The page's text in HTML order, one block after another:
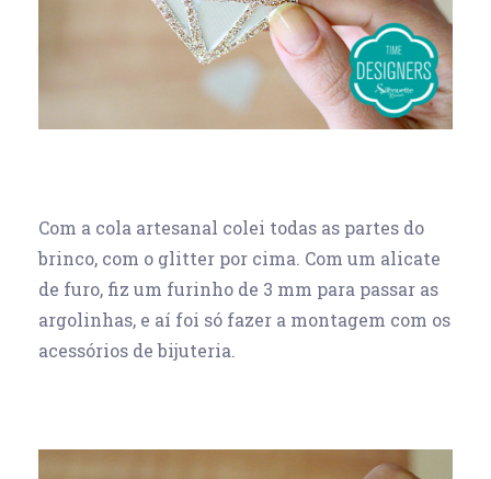
Com a cola artesanal colei todas as partes do
brinco, com o glitter por cima. Com um alicate
de furo, fiz um furinho de 3 mm para passar as
argolinhas, e aí foi só fazer a montagem com os
acessórios de bijuteria.